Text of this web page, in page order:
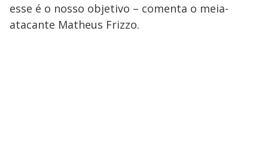
esse é o nosso objetivo – comenta o meia-
atacante Matheus Frizzo.